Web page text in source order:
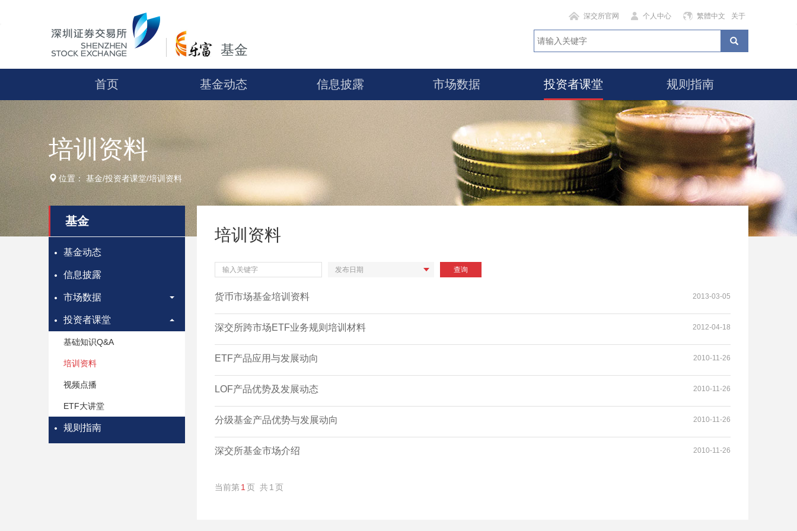
深交所官网 个人中心 繁體中文 关于
基金
首页 基金动态 信息披露 市场数据 投资者课堂 规则指南
培训资料
位置： 基金/投资者课堂/培训资料
基金
基金动态
信息披露
市场数据
投资者课堂
基础知识Q&A
培训资料
视频点播
ETF大讲堂
规则指南
培训资料
入
键
查询
货币市场基金培训资料 2013-03-05
深交所跨市场ETF业务规则培训材料 2012-04-18
ETF产品应用与发展动向 2010-11-26
LOF产品优势及发展动态 2010-11-26
分级基金产品优势与发展动向 2010-11-26
深交所基金市场介绍 2010-11-26
当前第1 页 共1 页